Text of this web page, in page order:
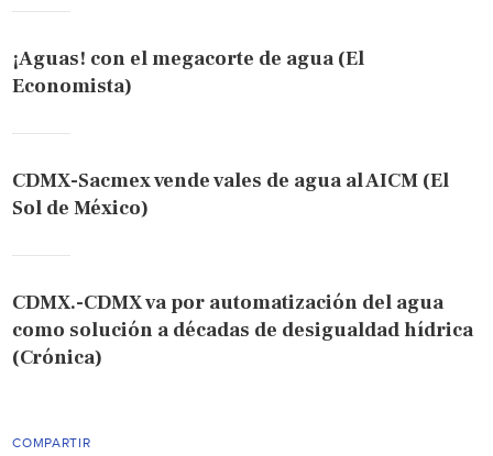
¡Aguas! con el megacorte de agua (El
Economista)
CDMX-Sacmex vende vales de agua al AICM (El
Sol de México)
CDMX.-CDMX va por automatización del agua
como solución a décadas de desigualdad hídrica
(Crónica)
COMPARTIR